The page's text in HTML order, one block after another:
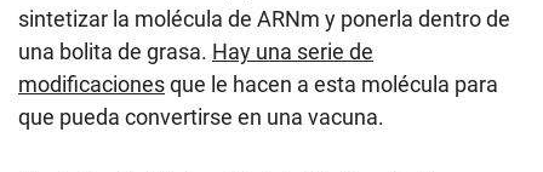
sintetizar la molécula de ARNm y ponerla dentro de
una bolita de grasa. Hay una serie de
modificacionesque le hacen a esta molécula para
que pueda convertirse en una vacuna.